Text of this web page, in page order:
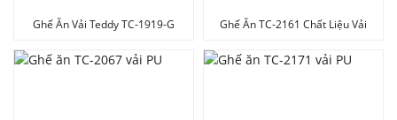
Ghế Ăn Vải Teddy TC-1919-G
Ghế Ăn TC-2161 Chất Liệu Vải